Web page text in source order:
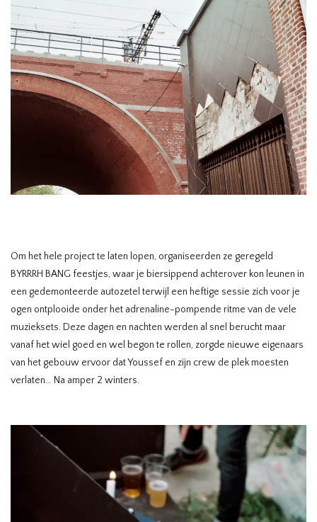
Om het hele project te laten lopen, organiseerden ze geregeld
BYRRRH BANG feestjes, waar je biersippend achterover kon leunen in
een gedemonteerde autozetel terwijl een heftige sessie zich voor je
ogen ontplooide onder het adrenaline-pompende ritme van de vele
muzieksets. Deze dagen en nachten werden al snel berucht maar
vanaf het wiel goed en wel begon te rollen, zorgde nieuwe eigenaars
van het gebouw ervoor dat Youssef en zijn crew de plek moesten
verlaten… Na amper 2 winters.